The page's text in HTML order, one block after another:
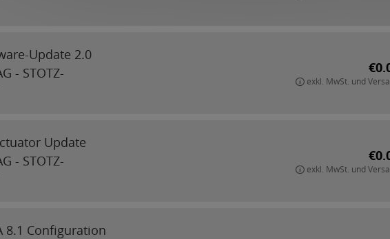
Update 2.0
- STOTZ-
exkl. MwSt. und
Update
- STOTZ-
exkl. MwSt. und
8.1 Configuration